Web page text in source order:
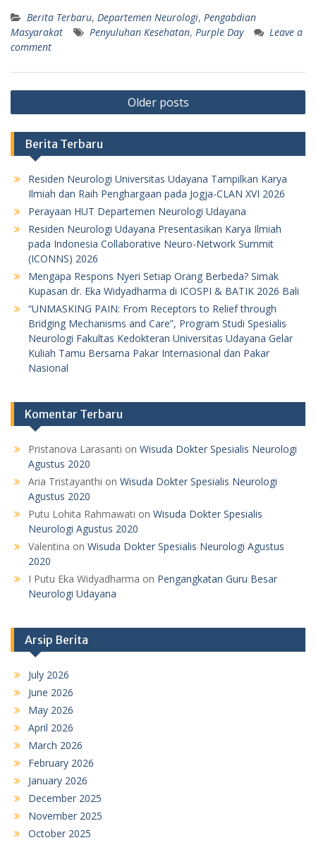
Berita Terbaru, Departemen Neurologi, Pengabdian
Masyarakat
Penyuluhan Kesehatan, Purple Day
Leave a
comment
Posts
navigation
Older posts
Berita Terbaru
Residen Neurologi Universitas Udayana Tampilkan Karya
Ilmiah dan Raih Penghargaan pada Jogja-CLAN XVI 2026
Perayaan HUT Departemen Neurologi Udayana
Residen Neurologi Udayana Presentasikan Karya Ilmiah
pada Indonesia Collaborative Neuro-Network Summit
(ICONNS) 2026
Mengapa Respons Nyeri Setiap Orang Berbeda? Simak
Kupasan dr. Eka Widyadharma di ICOSPI & BATIK 2026 Bali
“UNMASKING PAIN: From Receptors to Relief through
Bridging Mechanisms and Care”, Program Studi Spesialis
Neurologi Fakultas Kedokteran Universitas Udayana Gelar
Kuliah Tamu Bersama Pakar Internasional dan Pakar
Nasional
Komentar Terbaru
Pristanova Larasanti on Wisuda Dokter Spesialis Neurologi
Agustus 2020
Aria Tristayanthi on Wisuda Dokter Spesialis Neurologi
Agustus 2020
Putu Lohita Rahmawati on Wisuda Dokter Spesialis
Neurologi Agustus 2020
Valentina on Wisuda Dokter Spesialis Neurologi Agustus
2020
I Putu Eka Widyadharma on Pengangkatan Guru Besar
Neurologi Udayana
Arsip Berita
July 2026
June 2026
May 2026
April 2026
March 2026
February 2026
January 2026
December 2025
November 2025
October 2025